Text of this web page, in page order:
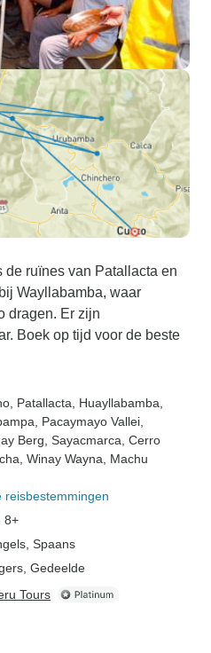
de ruïnes van Patallacta en
Wayllabamba, waar
dragen. Er zijn
Boek op tijd voor de beste
, Patallacta , Huayllabamba
, Pacaymayo Vallei
Berg , Sayacmarca , Cerro
, Winay Wayna , Machu
reisbestemmingen
8+
Spaans
Gedeelde
Tours